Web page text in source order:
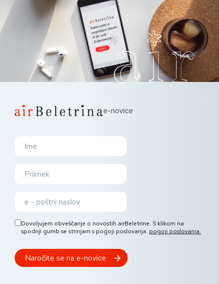
e-novice
Dovoljujem obveščanje o novostih airBeletrine. S klikom na
spodnji gumb se strinjam s pogoji poslovanja. pogoji poslovanja.